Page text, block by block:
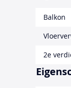
Balkon
2e